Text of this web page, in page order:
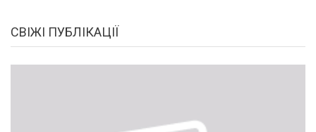
СВІЖІ ПУБЛІКАЦІЇ